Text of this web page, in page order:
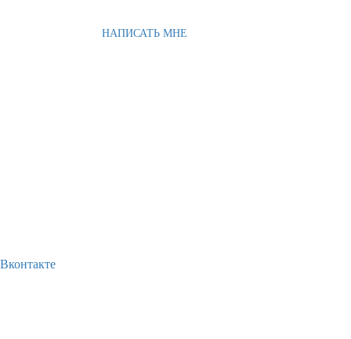
НАПИСАТЬ МНЕ
Вконтакте